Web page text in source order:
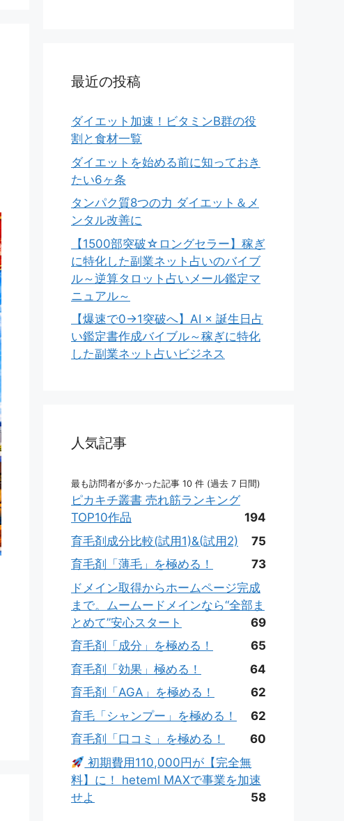
最近の投稿
ダイエット加速！ビタミンB群の役
割と食材一覧
ダイエットを始める前に知っておき
たい6ヶ条
タンパク質8つの力 ダイエット＆メ
ンタル改善に
【1500部突破☆ロングセラー】稼ぎ
に特化した副業ネット占いのバイブ
ル～逆算タロット占いメール鑑定マ
ニュアル～
【爆速で0→1突破へ】AI × 誕生日占
い鑑定書作成バイブル～稼ぎに特化
した副業ネット占いビジネス
人気記事
最も訪問者が多かった記事 10 件 (過去 7 日間)
ピカキチ叢書 売れ筋ランキング
TOP10作品
194
育毛剤成分比較(試用1)&(試用2)
75
育毛剤「薄毛」を極める！
73
ドメイン取得からホームページ完成
まで。ムームードメインなら“全部ま
とめて”安心スタート
69
育毛剤「成分」を極める！
65
育毛剤「効果」極める！
64
育毛剤「AGA」を極める！
62
育毛「シャンプー」を極める！
62
育毛剤「口コミ」を極める！
60
初期費用110,000円が【完全無
料】に！ heteml MAXで事業を加速
せよ
58